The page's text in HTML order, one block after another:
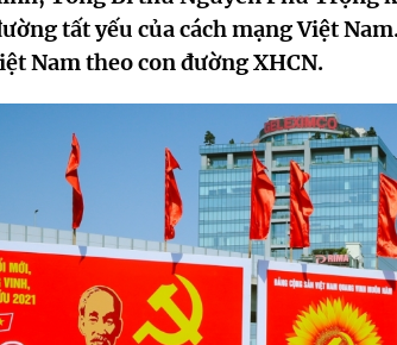
tất yếu của cách mạng Việt
Nam theo con đường XHCN.